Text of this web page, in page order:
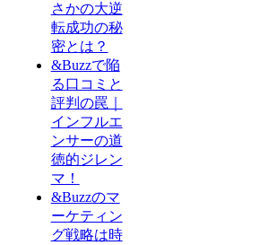
さかの大逆
転成功の秘
密とは？
&Buzzで陥
る口コミと
評判の罠｜
インフルエ
ンサーの道
徳的ジレン
マ！
&Buzzのマ
ーケティン
グ戦略は時